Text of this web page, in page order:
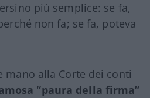
più semplice: se fa,
non fa; se fa, poteva
mano alla Corte dei conti
“paura della firma”